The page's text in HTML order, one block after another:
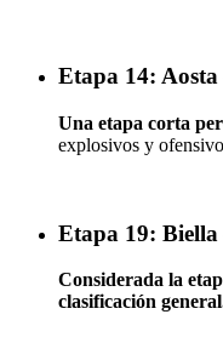
Etapa 14:
Una etapa corta
explosivos y
Etapa 19: Biella
Considerada la
clasificación